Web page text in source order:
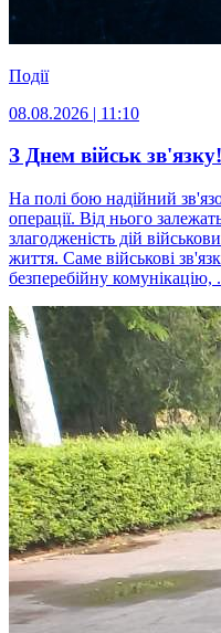
Події
08.08.2026 | 11:10
З Днем військ зв'язку!
На полі бою надійний
операції. Від нього
злагодженість дій
життя. Саме військові
безперебійну комунікацію,